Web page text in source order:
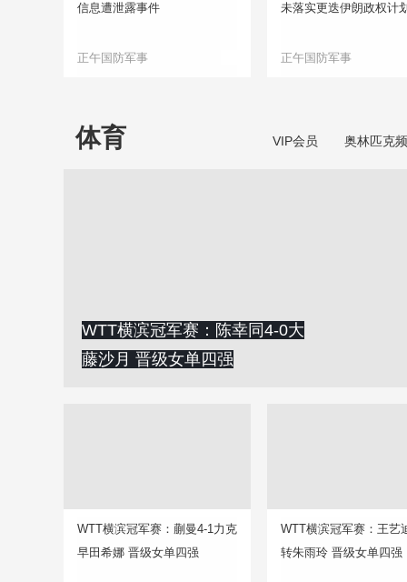
信息遭泄露事件
正午国防军事
未落实更迭伊朗政权计
正午国防军事
体育 VIP会员 奥林匹克
WTT横滨冠军赛：陈幸同4-0大
藤沙月 晋级女单四强
WTT横滨冠军赛：蒯曼4-1力克
早田希娜 晋级女单四强
WTT横滨冠军赛：王艺
转朱雨玲 晋级女单四强